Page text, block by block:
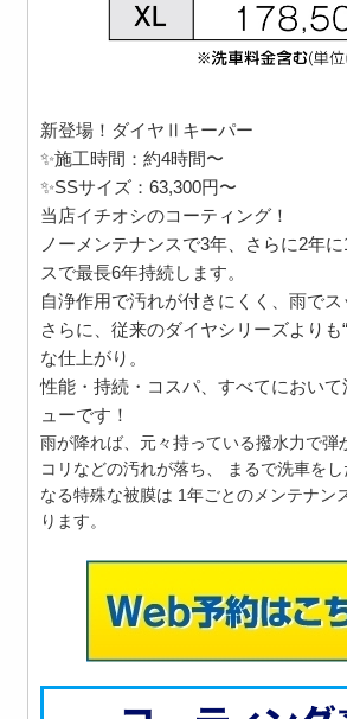
新登場！ダイヤⅡキーパー
✨施工時間：約4時間〜
✨SSサイズ：63,300円〜
当店イチオシのコーティング！
ノーメンテナンスで3年、さらに2年
スで最長6年持続します。
自浄作用で汚れが付きにくく、雨でス
さらに、従来のダイヤシリーズよりも
な仕上がり。
性能・持続・コスパ、すべてにおい
ューです！
雨が降れば、元々持っている撥水力で弾
コリなどの汚れが落ち、 まるで洗車を
なる特殊な被膜は 1年ごとのメンテナン
ります。